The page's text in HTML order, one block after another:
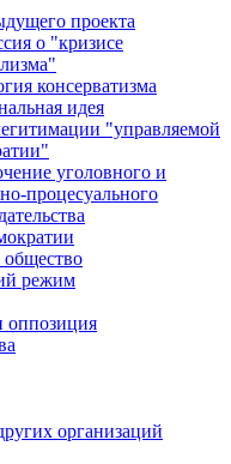
проекта
о "кризисе
консерватизма
идея
"управляемой
уголовного и
процесуального
общество
режим
оппозиция
организаций